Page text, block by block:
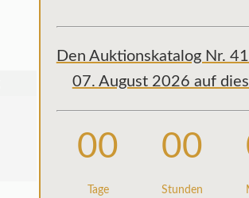
Den Auktionskatalog Nr.
07. August 2026 auf
00
Tage
00
Stunden